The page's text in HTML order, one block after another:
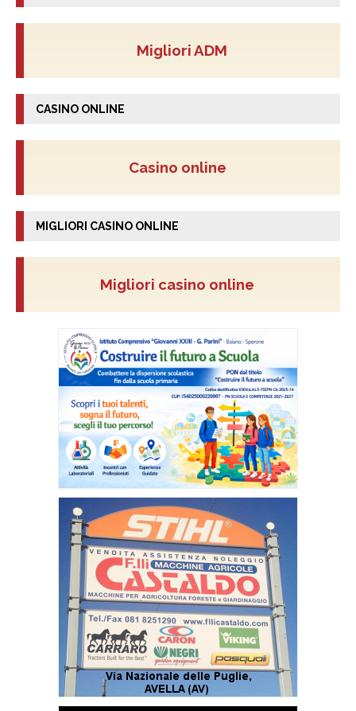
Migliori ADM
CASINO ONLINE
Casino online
MIGLIORI CASINO ONLINE
Migliori casino online